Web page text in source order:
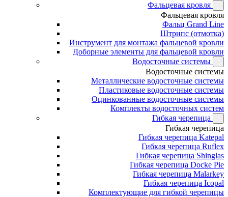
Фальцевая кровля
Фальцевая кровля
Фальц Grand Line
Штрипс (отмотка)
Инструмент для монтажа фальцевой кровли
Доборные элементы для фальцевой кровли
Водосточные системы
Водосточные системы
Металлические водосточные системы
Пластиковые водосточные системы
Оцинкованные водосточные системы
Комплекты водосточных систем
Гибкая черепица
Гибкая черепица
Гибкая черепица Katepal
Гибкая черепица Ruflex
Гибкая черепица Shinglas
Гибкая черепица Docke Pie
Гибкая черепица Malarkey
Гибкая черепица Icopal
Комплектующие для гибкой черепицы